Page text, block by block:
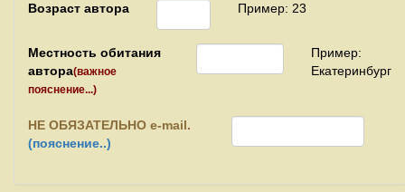
Возраст автора Пример: 23
Местность обитания
автора(важное
пояснение...)
Пример:
Екатеринбург
НЕ ОБЯЗАТЕЛЬНО e-mail.
(пояснение..)